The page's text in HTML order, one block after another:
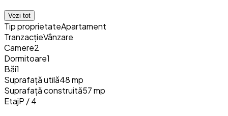
Vezi tot
Tip proprietateApartament
TranzacțieVânzare
Camere2
Dormitoare1
Băi1
Suprafață utilă48 mp
Suprafață construită57 mp
EtajP / 4